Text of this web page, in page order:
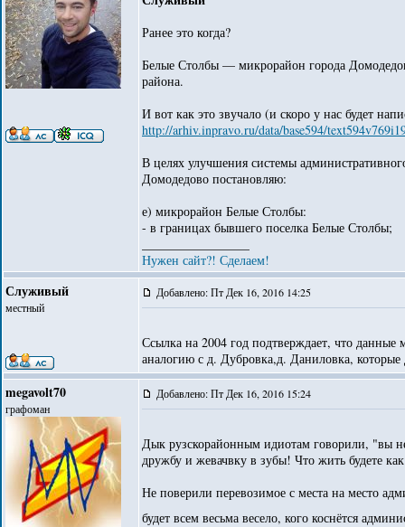
Ранее это когда?
Белые Столбы — микрорайон города
района.
И вот как это звучало (и скоро у нас будет
http://arhiv.inpravo.ru/data/base594/
В целях улучшения системы
Домодедово постановляю:
е) микрорайон Белые Столбы:
- в границах бывшего поселка Белые Столбы;
Нужен сайт?! Сделаем!
Служивый
местный
Добавлено: Пт Дек 16, 2016 14:25
Ссылка на 2004 год подтверждает, что
аналогию с д. Дубровка,д. Даниловка,
megavolt70
графоман
Добавлено: Пт Дек 16, 2016 15:24
Дык рузскорайонным идиотам говорили, "вы
дружбу и жевачвку в зубы! Что жить будете
Не поверили перевозимое с места на место
будет всем весьма весело, кого коснётся